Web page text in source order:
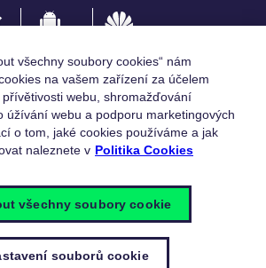
verze
English
všechny soubory cookies“ nám
na vašem zařízení za účelem
webu, shromažďování
úžívání webu a podporu marketingových
o tom, jaké cookies používáme a jak
naleznete v Politika Cookies
souborů cookie
všechny soubory cookie